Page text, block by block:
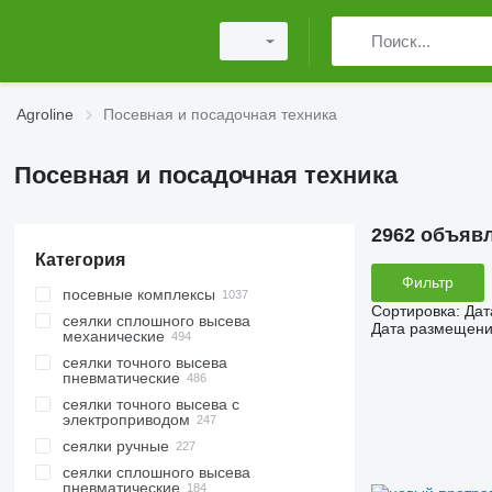
Agroline Посевная и посадочная техника
Посевная и посадочная техника
Категория
посевные комплексы
сеялки сплошного высева
механические
сеялки точного высева
пневматические
сеялки точного высева с
электроприводом
сеялки ручные
сеялки сплошного высева
пневматические
2962
Фильтр
Сортировка:
Дата